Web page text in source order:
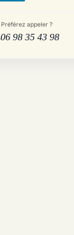
Préférez appeler ?
06 98 35 43 98